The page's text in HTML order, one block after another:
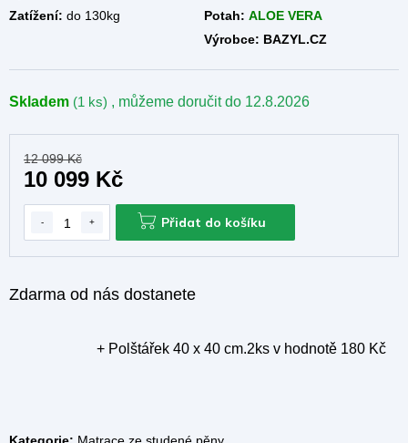
Skladem (1 ks) , můžeme doručit do 12.8.2026
Zdarma od nás dostanete
+ Polštářek 40 x 40 cm.2ks v hodnotě 180 Kč
Zatížení: do 130kg Potah: ALOE VERA
Výrobce: BAZYL.CZ
12 099 Kč
10 099 Kč
Přidat do košíku